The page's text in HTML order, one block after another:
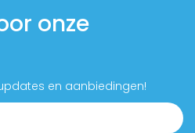
onze
en aanbiedingen!